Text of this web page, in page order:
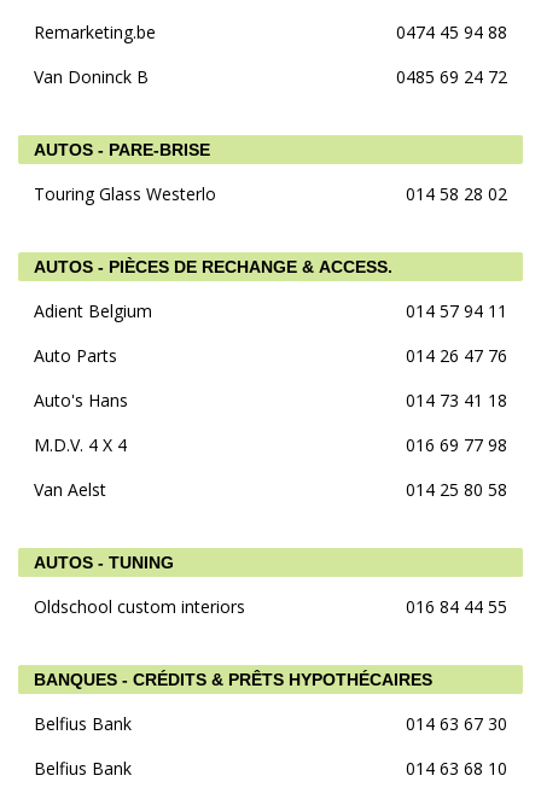
Remarketing.be
0474 45 94 88
Van Doninck B
0485 69 24 72
AUTOS - PARE-BRISE
Touring Glass Westerlo 014 58 28 02
AUTOS - PIÈCES DE RECHANGE & ACCESS.
Adient Belgium
014 57 94 11
Auto Parts
014 26 47 76
Auto's Hans
014 73 41 18
M.D.V. 4 X 4
016 69 77 98
Van Aelst
014 25 80 58
AUTOS - TUNING
Oldschool custom interiors 016 84 44 55
BANQUES - CRÉDITS & PRÊTS HYPOTHÉCAIRES
Belfius Bank
014 63 67 30
Belfius Bank
014 63 68 10